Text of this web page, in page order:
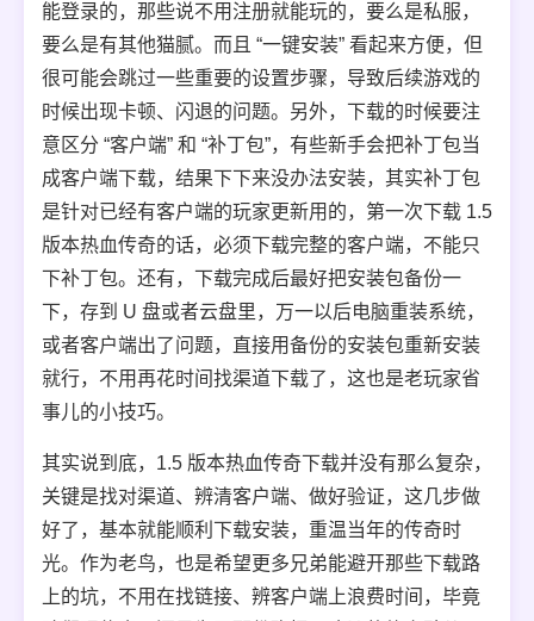
能登录的，那些说不用注册就能玩的，要么是私服，
要么是有其他猫腻。而且 “一键安装” 看起来方便，但
很可能会跳过一些重要的设置步骤，导致后续游戏的
时候出现卡顿、闪退的问题。另外，下载的时候要注
意区分 “客户端” 和 “补丁包”，有些新手会把补丁包当
成客户端下载，结果下下来没办法安装，其实补丁包
是针对已经有客户端的玩家更新用的，第一次下载 1.5
版本热血传奇的话，必须下载完整的客户端，不能只
下补丁包。还有，下载完成后最好把安装包备份一
下，存到 U 盘或者云盘里，万一以后电脑重装系统，
或者客户端出了问题，直接用备份的安装包重新安装
就行，不用再花时间找渠道下载了，这也是老玩家省
事儿的小技巧。
其实说到底，1.5 版本热血传奇下载并没有那么复杂，
关键是找对渠道、辨清客户端、做好验证，这几步做
好了，基本就能顺利下载安装，重温当年的传奇时
光。作为老鸟，也是希望更多兄弟能避开那些下载路
上的坑，不用在找链接、辨客户端上浪费时间，毕竟